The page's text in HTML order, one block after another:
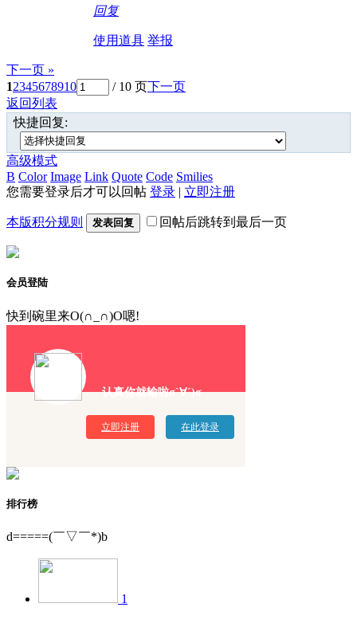
回复
使用道具 举报
下一页 »
12345678910 / 10 页下一页
返回列表
快捷回复:
高级模式
B Color Image Link Quote Code Smilies
您需要登录后才可以回帖 登录 | 立即注册
本版积分规则 发表回复 回帖后跳转到最后一页
会员登陆
快到碗里来O(∩_∩)O嗯!
认真你就输啦σ`∀´)σ
立即注册 在此登录
排行榜
d=====(￣▽￣*)b
1